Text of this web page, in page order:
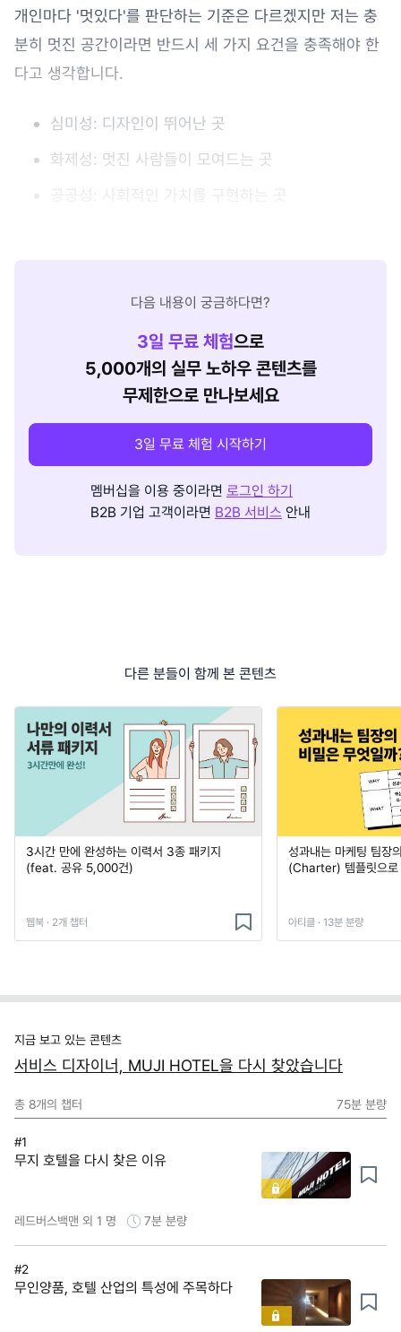
개인마다 '멋있다'를 판단하는 기준은 다르겠지만 저는 충
분히 멋진 공간이라면 반드시 세 가지 요건을 충족해야 한
다고 생각합니다.
심미성: 디자인이 뛰어난 곳
화제성: 멋진 사람들이 모여드는 곳
다음 내용이 궁금하다면?
3일 무료 체험으로
5,000개의 실무 노하우 콘텐츠를
무제한으로 만나보세요
3일 무료 체험 시작하기
멤버십을 이용 중이라면 로그인 하기
B2B 기업 고객이라면 B2B 서비스 안내
다른 분들이 함께 본 콘텐츠
3시간 만에 완성하는 이력서 3종 패키지
(feat. 공유 5,000건)
웹북 · 2개 챕터
성과내는 마케팅 팀장
(Charter) 템플릿으로
아티클 · 13분 분량
지금 보고 있는 콘텐츠
서비스 디자이너, MUJI HOTEL을 다시 찾았습니다
총 8개의 챕터 75분 분량
#1
무지 호텔을 다시 찾은 이유
레드버스백맨 외 1 명 7분 분량
#2
무인양품, 호텔 산업의 특성에 주목하다